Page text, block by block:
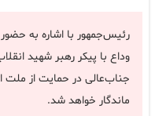
رئیس‌جمهور با اشاره به
وداع با پیکر رهبر شهید
ماندگار خواهد شد.